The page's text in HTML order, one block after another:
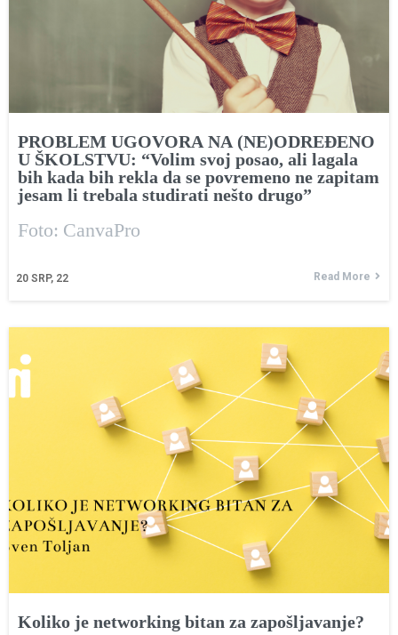
PROBLEM UGOVORA NA (NE)ODREĐENO
U ŠKOLSTVU: “Volim svoj posao, ali lagala
bih kada bih rekla da se povremeno ne zapitam
jesam li trebala studirati nešto drugo”
20 SRP, 22
Foto: CanvaPro
Read More
Koliko je networking bitan za zapošljavanje?